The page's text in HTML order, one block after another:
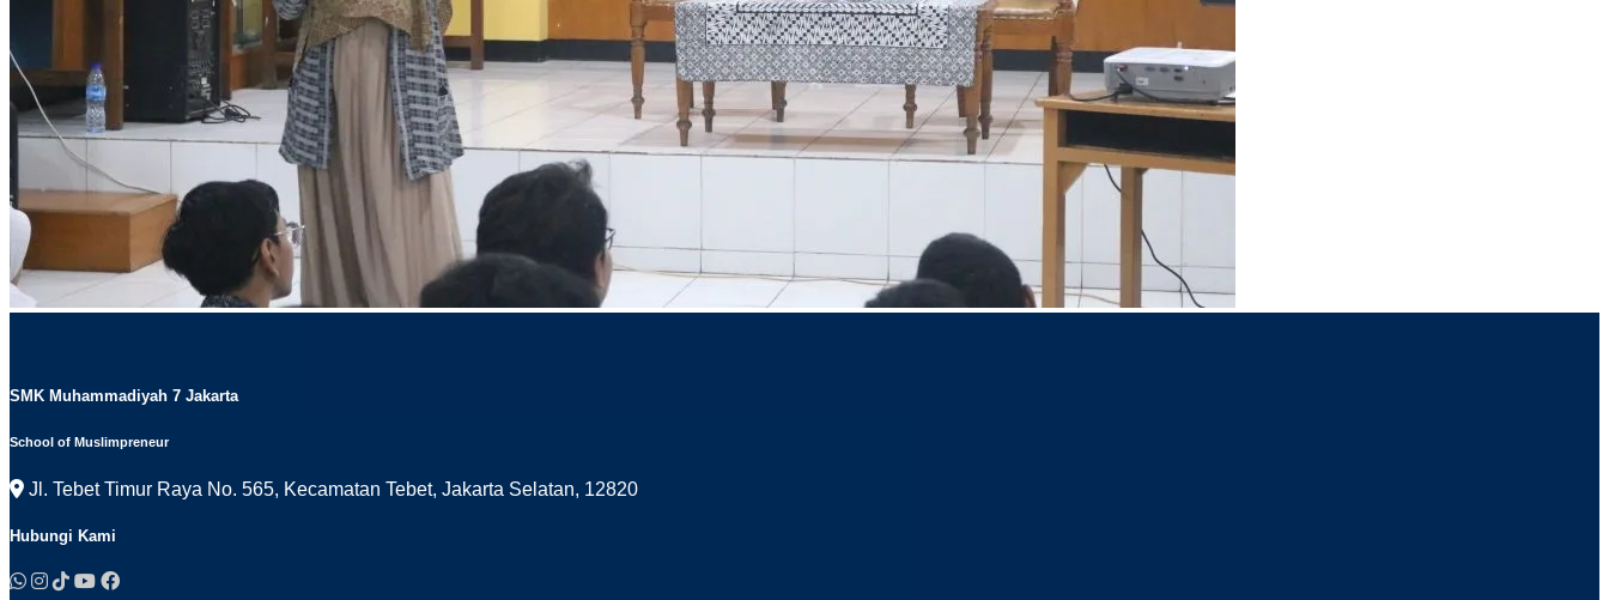
SMK Muhammadiyah 7 Jakarta
School of Muslimpreneur
Jl. Tebet Timur Raya No. 565, Kecamatan Tebet, Jakarta Selatan, 12820
Hubungi Kami